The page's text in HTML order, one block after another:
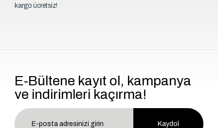
kargo ücretsiz!
E-Bültene kayıt ol, kampanya
ve indirimleri kaçırma!
Kaydol